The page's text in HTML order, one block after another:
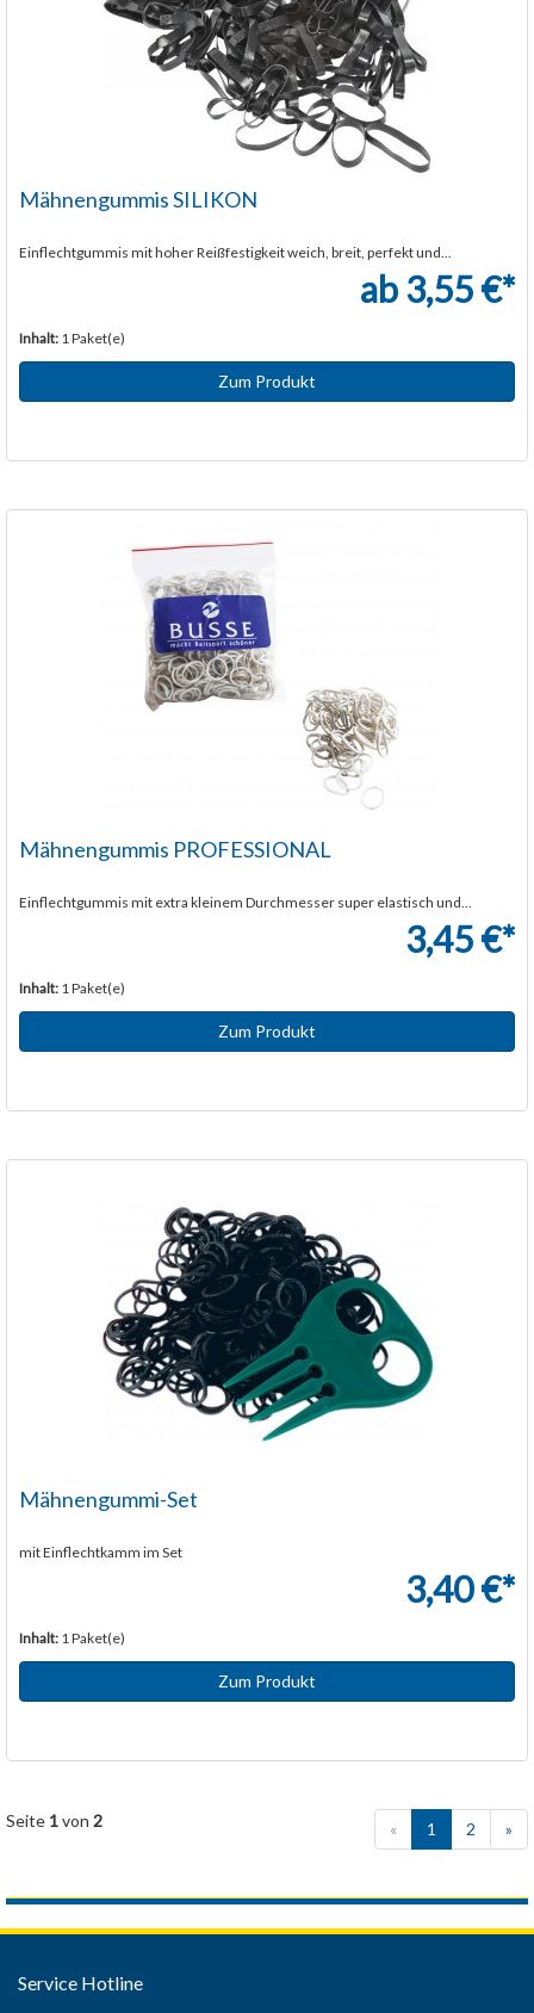
Mähnengummis SILIKON
Einflechtgummis mit hoher Reißfestigkeit weich, breit, perfekt und...
ab 3,55 €*
Inhalt: 1 Paket(e)
Zum Produkt
Mähnengummis PROFESSIONAL
Einflechtgummis mit extra kleinem Durchmesser super elastisch und...
3,45 €*
Inhalt: 1 Paket(e)
Zum Produkt
Mähnengummi-Set
mit Einflechtkamm im Set
3,40 €*
Inhalt: 1 Paket(e)
Zum Produkt
Seite 1von 2 « 1 2 »
Service Hotline